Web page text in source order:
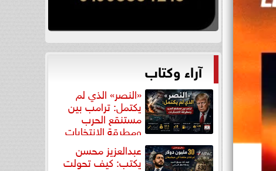
آراء وكتاب
«النصر» الذي لم
يكتمل: ترامب بين
مستنقع الحرب
ومطرقة الانتخابات
عبدالعزيز محسن
يكتب: كيف تحولت